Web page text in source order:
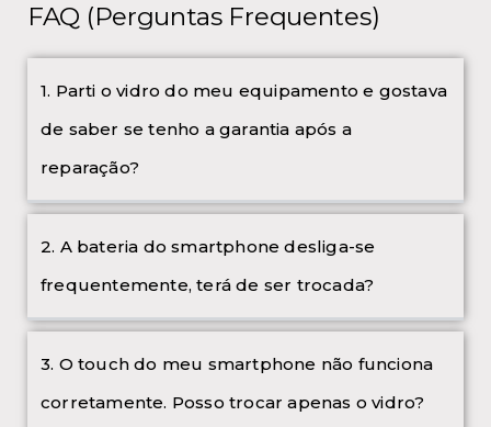
FAQ (Perguntas Frequentes)
1. Parti o vidro do meu equipamento e gostava
de saber se tenho a garantia após a
reparação?
2. A bateria do smartphone desliga-se
frequentemente, terá de ser trocada?
3. O touch do meu smartphone não funciona
corretamente. Posso trocar apenas o vidro?